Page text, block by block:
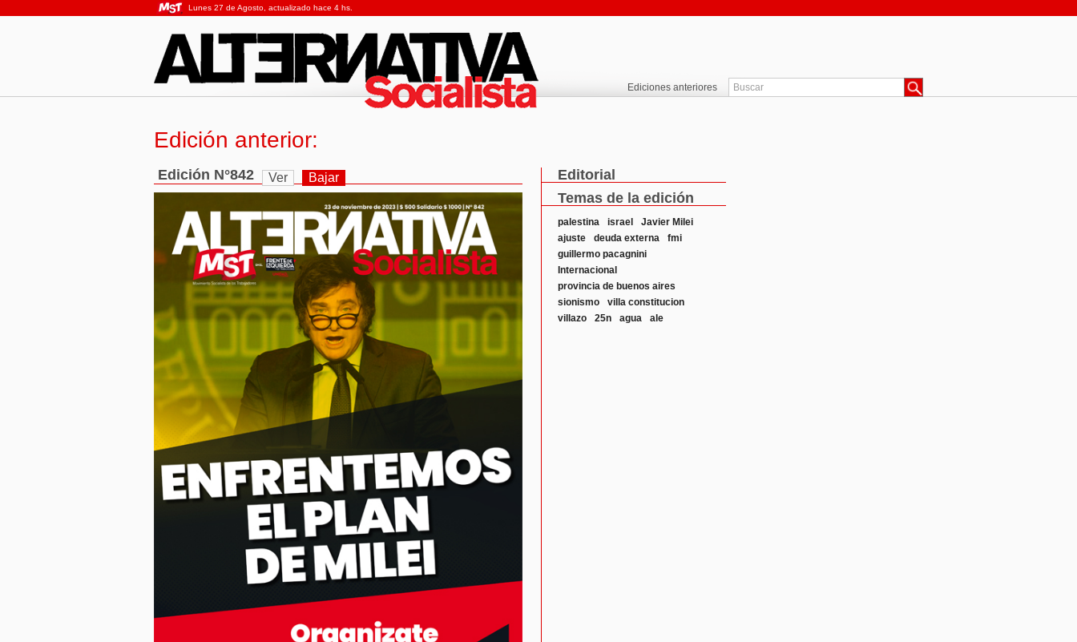
Lunes 27 de Agosto, actualizado hace 4 hs.
Ediciones anteriores
Edición anterior:
Edición N°842 Ver Bajar
Editorial
Temas de la edición
palestina israel
Javier Milei
ajuste
deuda externa
fmi
guillermo pacagnini
Internacional
provincia de buenos aires
sionismo
villa constitucion
villazo
25n agua ale